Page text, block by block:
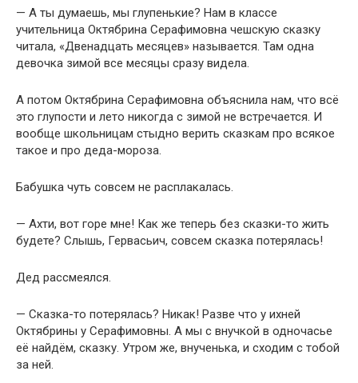
— А ты думаешь, мы глупенькие? Нам в классе
учительница Октябрина Серафимовна чешскую сказку
читала, «Двенадцать месяцев» называется. Там одна
девочка зимой все месяцы сразу видела.
А потом Октябрина Серафимовна объяснила нам, что всё
это глупости и лето никогда с зимой не встречается. И
вообще школьницам стыдно верить сказкам про всякое
такое и про деда-мороза.
Бабушка чуть совсем не расплакалась.
— Ахти, вот горе мне! Как же теперь без сказки-то жить
будете? Слышь, Гервасьич, совсем сказка потерялась!
Дед рассмеялся.
— Сказка-то потерялась? Никак! Разве что у ихней
Октябрины у Серафимовны. А мы с внучкой в одночасье
её найдём, сказку. Утром же, внученька, и сходим с тобой
за ней.